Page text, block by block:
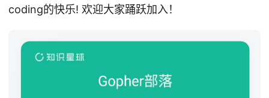
coding的快乐! 欢迎大家踊跃加入！